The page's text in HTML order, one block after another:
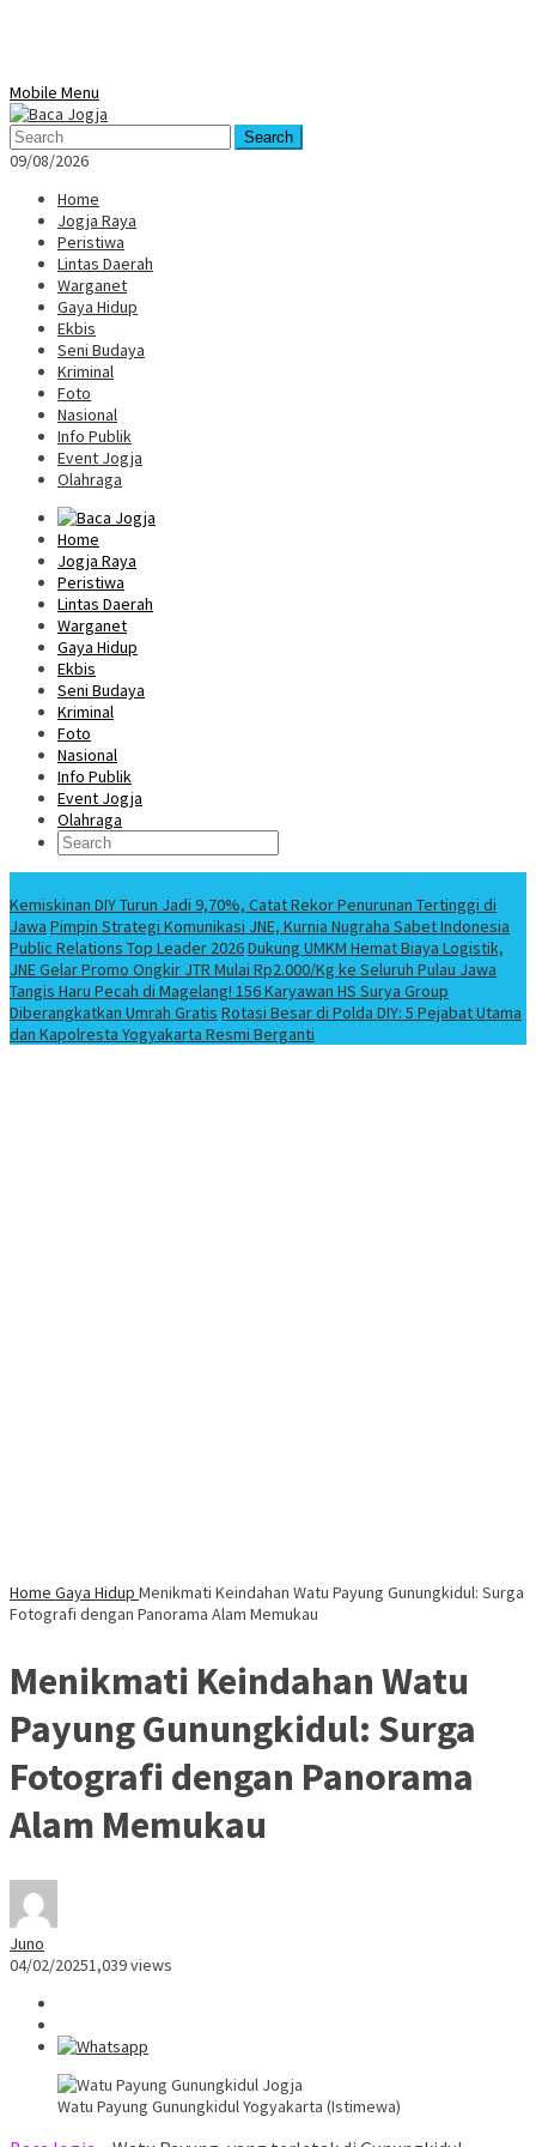
Mobile Menu
Search
09/08/2026
Home
Jogja Raya
Peristiwa
Lintas Daerah
Warganet
Gaya Hidup
Ekbis
Seni Budaya
Kriminal
Foto
Nasional
Info Publik
Event Jogja
Olahraga
Home
Jogja Raya
Peristiwa
Lintas Daerah
Warganet
Gaya Hidup
Ekbis
Seni Budaya
Kriminal
Foto
Nasional
Info Publik
Event Jogja
Olahraga
Kemiskinan DIY Turun Jadi 9,70%, Catat Rekor Penurunan Tertinggi di
Jawa Pimpin Strategi Komunikasi JNE, Kurnia Nugraha Sabet Indonesia
Public Relations Top Leader 2026Dukung UMKM Hemat Biaya Logistik,
JNE Gelar Promo Ongkir JTR Mulai Rp2.000/Kg ke Seluruh Pulau Jawa
Tangis Haru Pecah di Magelang! 156 Karyawan HS Surya Group
Diberangkatkan Umrah Gratis Rotasi Besar di Polda DIY: 5 Pejabat Utama
dan Kapolresta Yogyakarta Resmi Berganti
Home Gaya Hidup Menikmati Keindahan Watu Payung Gunungkidul: Surga
Fotografi dengan Panorama Alam Memukau
Menikmati Keindahan Watu
Payung Gunungkidul: Surga
Fotografi dengan Panorama
Alam Memukau
Juno
04/02/20251,039 views
Watu Payung Gunungkidul Yogyakarta (Istimewa)